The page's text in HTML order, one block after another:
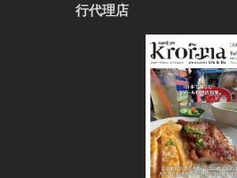
行代理店